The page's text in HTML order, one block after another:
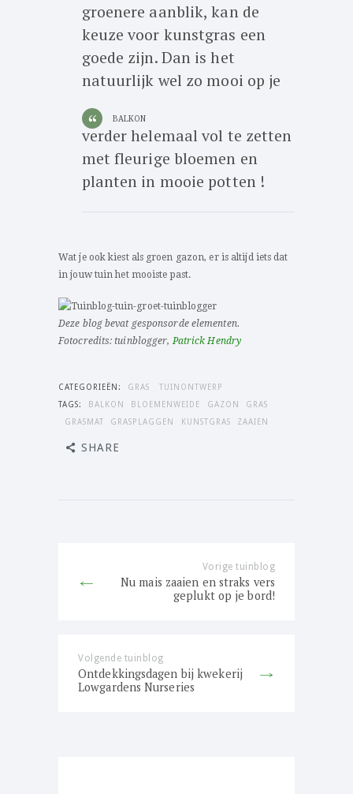
groenere aanblik, kan de
keuze voor kunstgras een
goede zijn. Dan is het
natuurlijk wel zo mooi op je
BALKON
verder helemaal vol te zetten
met fleurige bloemen en
planten in mooie potten !
Wat je ook kiest als groen gazon, er is altijd iets dat
in jouw tuin het mooiste past.
Deze blog bevat gesponsorde elementen.
Fotocredits: tuinblogger,Patrick Hendry
CATEGORIEËN: GRAS
TUINONTWERP
TAGS:
BALKON BLOEMENWEIDE GAZON
GRAS
GRASMAT
GRASPLAGGEN KUNSTGRAS ZAAIEN
SHARE
Vorige tuinblog
Nu mais zaaien en straks vers
geplukt op je bord!
Volgende tuinblog
post:
Ontdekkingsdagen bij kwekerij
Lowgardens Nurseries